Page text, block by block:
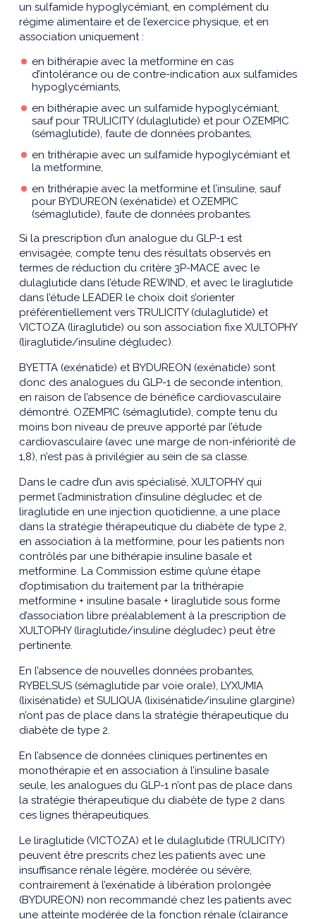
un sulfamide hypoglycémiant, en complément du
régime alimentaire et de l’exercice physique, et en
association uniquement :
en bithérapie avec la metformine en cas
d’intolérance ou de contre-indication aux sulfamides
hypoglycémiants,
en bithérapie avec un sulfamide hypoglycémiant,
sauf pour TRULICITY (dulaglutide) et pour OZEMPIC
(sémaglutide), faute de données probantes,
en trithérapie avec un sulfamide hypoglycémiant et
la metformine,
en trithérapie avec la metformine et l’insuline, sauf
pour BYDUREON (exénatide) et OZEMPIC
(sémaglutide), faute de données probantes.
Si la prescription d’un analogue du GLP-1 est
envisagée, compte tenu des résultats observés en
termes de réduction du critère 3P-MACE avec le
dulaglutide dans l’étude REWIND, et avec le liraglutide
dans l’étude LEADER le choix doit s’orienter
préférentiellement vers TRULICITY (dulaglutide) et
VICTOZA (liraglutide) ou son association fixe XULTOPHY
(liraglutide/insuline dégludec).
BYETTA (exénatide) et BYDUREON (exénatide) sont
donc des analogues du GLP-1 de seconde intention,
en raison de l’absence de bénéfice cardiovasculaire
démontré. OZEMPIC (sémaglutide), compte tenu du
moins bon niveau de preuve apporté par l’étude
cardiovasculaire (avec une marge de non-infériorité de
1,8), n’est pas à privilégier au sein de sa classe.
Dans le cadre d’un avis spécialisé, XULTOPHY qui
permet l’administration d’insuline dégludec et de
liraglutide en une injection quotidienne, a une place
dans la stratégie thérapeutique du diabète de type 2,
en association à la metformine, pour les patients non
contrôlés par une bithérapie insuline basale et
metformine. La Commission estime qu’une étape
d’optimisation du traitement par la trithérapie
metformine + insuline basale + liraglutide sous forme
d’association libre préalablement à la prescription de
XULTOPHY (liraglutide/insuline dégludec) peut être
pertinente.
En l’absence de nouvelles données probantes,
RYBELSUS (sémaglutide par voie orale), LYXUMIA
(lixisénatide) et SULIQUA (lixisénatide/insuline glargine)
n’ont pas de place dans la stratégie thérapeutique du
diabète de type 2.
En l’absence de données cliniques pertinentes en
monothérapie et en association à l’insuline basale
seule, les analogues du GLP-1 n’ont pas de place dans
la stratégie thérapeutique du diabète de type 2 dans
ces lignes thérapeutiques.
Le liraglutide (VICTOZA) et le dulaglutide (TRULICITY)
peuvent être prescrits chez les patients avec une
insuffisance rénale légère, modérée ou sévère,
contrairement à l’exénatide à libération prolongée
(BYDUREON) non recommandé chez les patients avec
une atteinte modérée de la fonction rénale (clairance